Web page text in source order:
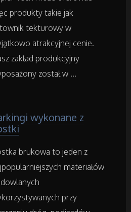
Reklamowe
Reklamowe
Integracyjne
Hobby
i Rekreacyjne
produkty takie jak
tekturowy w
atrakcyjnej cenie.
zakład produkcyjny
został w ...
wykonane z
brukowa to jeden z
materiałów
przy